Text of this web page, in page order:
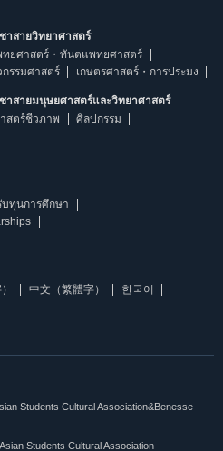
าสายวิทยาศาสตร์
ทยศาสตร์・ทันตแพทยศาสตร์
รรมศาสตร์ เกษตรศาสตร์・การประมง
สายมนุษยศาสตร์และวิทยาศาสตร์
สตร์ชีวภาพ
ศิลปกรรม
บทุนการศึกษา
中文（繁體字）
한국어
Students Cultural Association&Benesse
Students Cultural Association